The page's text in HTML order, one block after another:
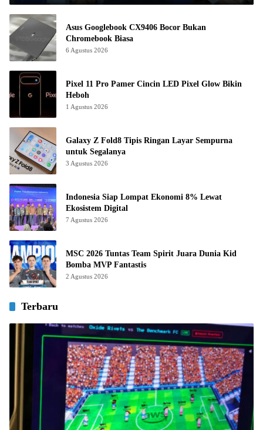
Asus Googlebook CX9406 Bocor Bukan
Chromebook Biasa
6 Agustus 2026
Pixel 11 Pro Pamer Cincin LED Pixel Glow Bikin
Heboh
1 Agustus 2026
Galaxy Z Fold8 Tipis Ringan Layar Sempurna
untuk Segalanya
3 Agustus 2026
Indonesia Siap Lompat Ekonomi 8% Lewat
Ekosistem Digital
7 Agustus 2026
MSC 2026 Tuntas Team Spirit Juara Dunia Kid
Bomba MVP Fantastis
2 Agustus 2026
Terbaru